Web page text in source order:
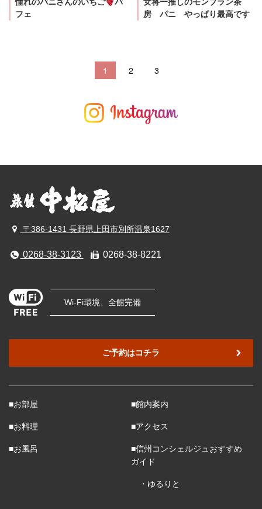
フェ
房 パニ やっぱり最高です
1 2 3
〒386-1431 長野県上田市別所温泉1627
0268-38-3123 0268-38-8221
Wi-Fi環境、全館完備
ご予約はコチラ
■お部屋
■お料理
■お風呂
■館内案内
■アクセス
■信州コンシェルジュおすすめ
ガイド
・ゆるりと